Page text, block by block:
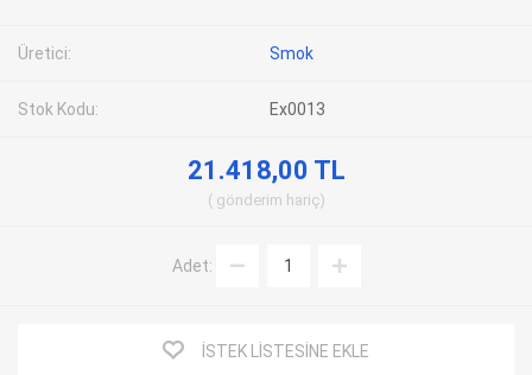
Üretici: Smok
Stok Kodu: Ex0013
21.418,00 TL
gönderim hariç
Adet:
İSTEK LISTESINE EKLE